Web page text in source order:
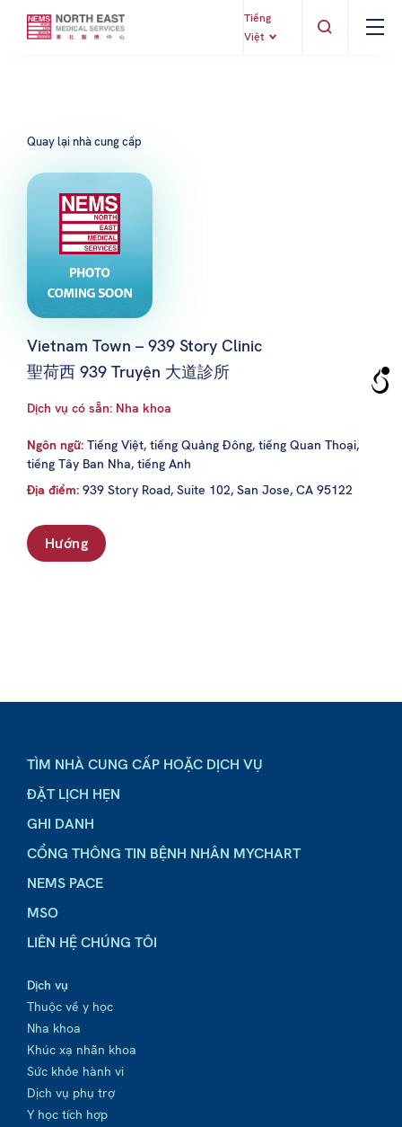
Tiếng
Việt
Quay lại nhà cung cấp
Vietnam Town – 939 Story Clinic
聖荷西 939 Truyện 大道診所
Dịch vụ có sẵn: Nha khoa
Ngôn ngữ: Tiếng Việt, tiếng Quảng Đông, tiếng Quan Thoại,
tiếng Tây Ban Nha, tiếng Anh
Địa điểm: 939 Story Road, Suite 102, San Jose, CA 95122
Hướng
TÌM NHÀ CUNG CẤP HOẶC DỊCH VỤ
ĐẶT LỊCH HẸN
GHI DANH
CỔNG THÔNG TIN BỆNH NHÂN MYCHART
NEMS PACE
MSO
LIÊN HỆ CHÚNG TÔI
Dịch vụ
Thuộc về y học
Nha khoa
Khúc xạ nhãn khoa
Sức khỏe hành vi
Dịch vụ phụ trợ
Y học tích hợp